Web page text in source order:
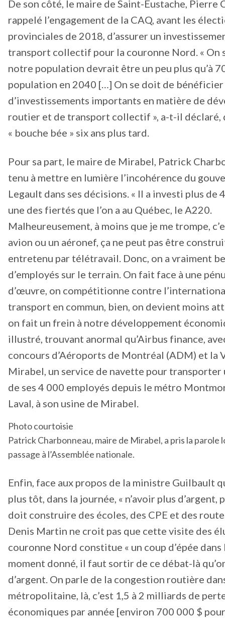
De son côté, le maire de Saint-Eustache, Pierre
rappelé l’engagement de la CAQ, avant les
provinciales de 2018, d’assurer un
transport collectif pour la couronne Nord. « On
notre population devrait être un peu plus qu’à
population en 2040 […] On se doit de bénéficier
d’investissements importants en matière de
routier et de transport collectif », a-t-il déclaré,
« bouche bée » six ans plus tard.
Pour sa part, le maire de Mirabel, Patrick
tenu à mettre en lumière l’incohérence du
Legault dans ses décisions. « Il a investi plus de
une des fiertés que l’on a au Québec, le A220.
Malheureusement, à moins que je me trompe,
avion ou un aéronef, ça ne peut pas être
entretenu par télétravail. Donc, on a vraiment
d’employés sur le terrain. On fait face à une
d’œuvre, on compétitionne contre
transport en commun, bien, on devient moins
on fait un frein à notre développement
illustré, trouvant anormal qu’Airbus finance,
concours d’Aéroports de Montréal (ADM) et la
Mirabel, un service de navette pour transporter
de ses 4 000 employés depuis le métro
Laval, à son usine de Mirabel.
Photo courtoisie
Patrick Charbonneau, maire de Mirabel, a pris la parole
passage à l’Assemblée nationale.
Enfin, face aux propos de la ministre Guilbault
plus tôt, dans la journée, « n’avoir plus d’argent,
doit construire des écoles, des CPE et des
Denis Martin ne croit pas que cette visite des
couronne Nord constitue « un coup d’épée dans
moment donné, il faut sortir de ce débat-là
d’argent. On parle de la congestion routière
métropolitaine, là, c’est 1,5 à 2 milliards de
économiques par année [environ 700 000 $